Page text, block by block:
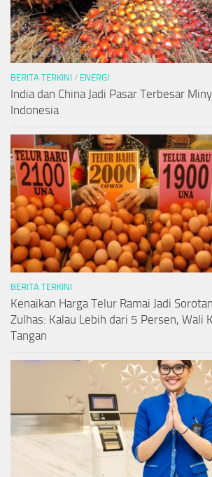
BERITA TERKINI / ENERGI
India dan China Jadi Pasar Terbesar
Indonesia
BERITA TERKINI
Kenaikan Harga Telur Ramai Jadi
Zulhas: Kalau Lebih dari 5 Persen, Wali
Tangan